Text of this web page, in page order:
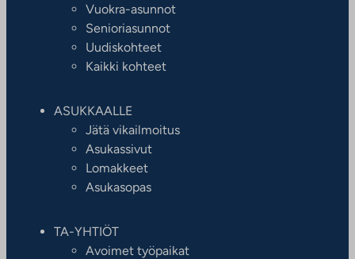
Vuokra-asunnot
Senioriasunnot
Uudiskohteet
Kaikki kohteet
ASUKKAALLE
Jätä vikailmoitus
Asukassivut
Lomakkeet
Asukasopas
TA-YHTIÖT
Avoimet työpaikat